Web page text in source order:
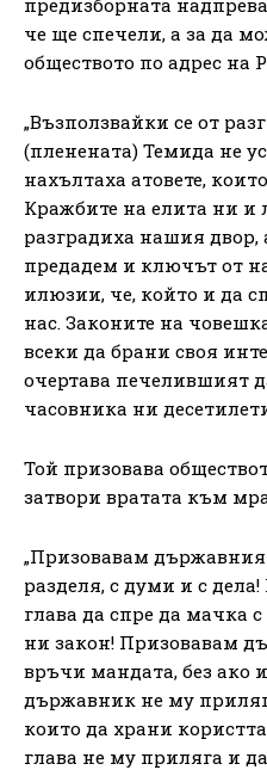
че ще спечели, а за да
обществото по адрес на
„Възползвайки се от
(пленената) Темида не
нахълтаха атовете,
Кражбите на елита ни и
разградиха нашия двор,
предадем и ключът от
илюзии, че, който и да
нас. Законите на
всеки да брани своя
очертава печелившият
часовника ни
Той призовава
затвори вратата към
„Призовавам държавния
разделя, с думи и с
глава да спре да мачка
ни закон! Призовавам
връчи мандата, без ако
държавник не му
които да храни
глава не му приляга и